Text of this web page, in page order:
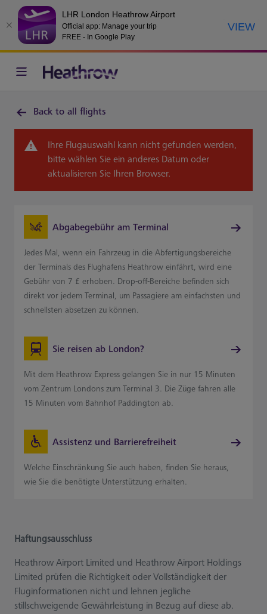
LHR London Heathrow Airport
Official app: Manage your trip
FREE - In Google Play
VIEW
Back to all flights
Ihre Flugauswahl kann nicht gefunden werden,
bitte wählen Sie ein anderes Datum oder
aktualisieren Sie Ihren Browser.
Abgabegebühr am Terminal
Jedes Mal, wenn ein Fahrzeug in die Abfertigungsbereiche
der Terminals des Flughafens Heathrow einfährt, wird eine
Gebühr von 7 £ erhoben. Drop-off-Bereiche befinden sich
direkt vor jedem Terminal, um Passagiere am einfachsten und
schnellsten absetzen zu können.
Sie reisen ab London?
Mit dem Heathrow Express gelangen Sie in nur 15 Minuten
vom Zentrum Londons zum Terminal 3. Die Züge fahren alle
15 Minuten vom Bahnhof Paddington ab.
Assistenz und Barrierefreiheit
Welche Einschränkung Sie auch haben, finden Sie heraus,
wie Sie die benötigte Unterstützung erhalten.
Haftungsausschluss
Heathrow Airport Limited und Heathrow Airport Holdings
Limited prüfen die Richtigkeit oder Vollständigkeit der
Fluginformationen nicht und lehnen jegliche
stillschweigende Gewährleistung in Bezug auf diese ab.